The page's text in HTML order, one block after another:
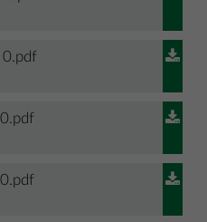
0.pdf